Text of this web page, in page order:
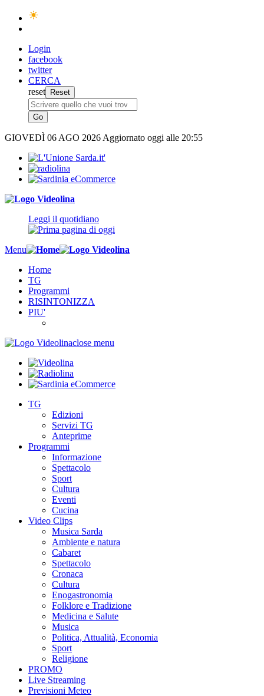
Login
facebook
twitter
CERCA
reset
GIOVEDÌ 06 AGO 2026 Aggiornato oggi alle 20:55
Leggi il quotidiano
Menu
Home
TG
Programmi
RISINTONIZZA
PIU'
close menu
TG
Edizioni
Servizi TG
Anteprime
Programmi
Informazione
Spettacolo
Sport
Cultura
Eventi
Cucina
Video Clips
Musica Sarda
Ambiente e natura
Cabaret
Spettacolo
Cronaca
Cultura
Enogastronomia
Folklore e Tradizione
Medicina e Salute
Musica
Politica, Attualità, Economia
Sport
Religione
PROMO
Live Streaming
Previsioni Meteo